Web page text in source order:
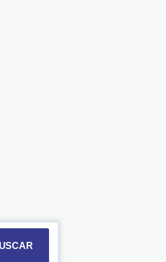
select a date. Press the
calendar and select a date.